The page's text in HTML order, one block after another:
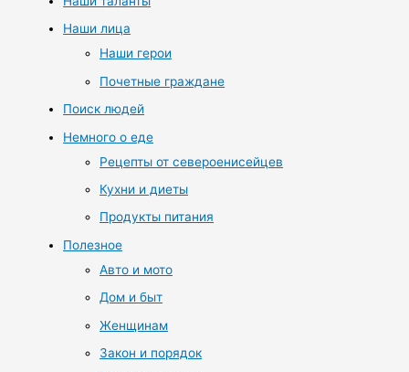
Наши лица
Наши герои
Почетные граждане
Поиск людей
Немного о еде
Рецепты от североенисейцев
Кухни и диеты
Продукты питания
Полезное
Авто и мото
Дом и быт
Женщинам
Закон и порядок